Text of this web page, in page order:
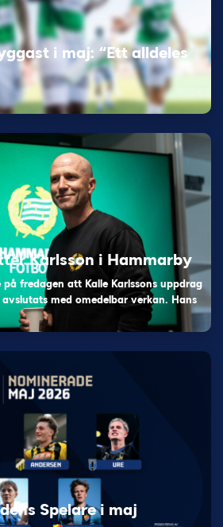
i maj: “Ett alldeles
Karlsson i Hammarby
på fredagen att Kalle Karlssons uppdrag
med omedelbar verkan. Hans
Spelare i maj